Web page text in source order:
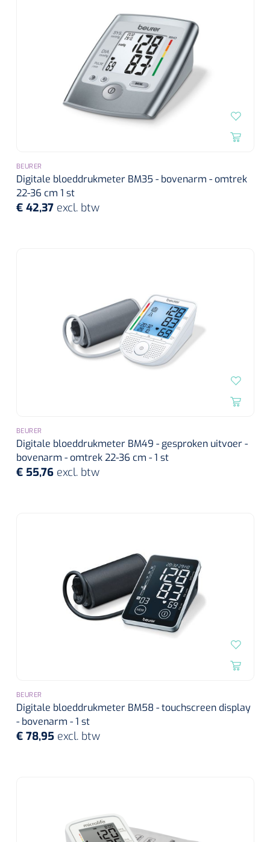
Kleeflaag removers
Watten
Wondreinigers
BEURER
Digitale bloeddrukmeter BM35 - bovenarm - omtrek
22-36 cm 1 st
€ 42,37 excl. btw
BEURER
Digitale bloeddrukmeter BM49 - gesproken uitvoer -
bovenarm - omtrek 22-36 cm - 1 st
€ 55,76 excl. btw
BEURER
Digitale bloeddrukmeter BM58 - touchscreen display
- bovenarm - 1 st
€ 78,95 excl. btw